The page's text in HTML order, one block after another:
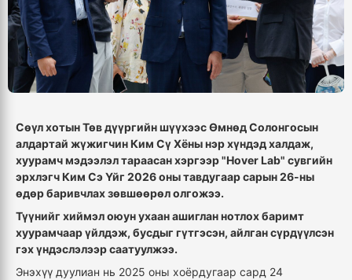
Сөүл хотын Төв дүүргийн шүүхээс Өмнөд Солонгосын
алдартай жүжигчин Ким Сү Хёны нэр хүндэд халдаж,
хуурамч мэдээлэл тараасан хэргээр "Hover Lab" сувгийн
эрхлэгч Ким Сэ Үйг 2026 оны тавдугаар сарын 26-ны
өдөр баривчлах зөвшөөрөл олгожээ.
Түүнийг хиймэл оюун ухаан ашиглан нотлох баримт
хуурамчаар үйлдэж, бусдыг гүтгэсэн, айлган сүрдүүлсэн
гэх үндэслэлээр саатуулжээ.
Энэхүү дуулиан нь 2025 оны хоёрдугаар сард 24